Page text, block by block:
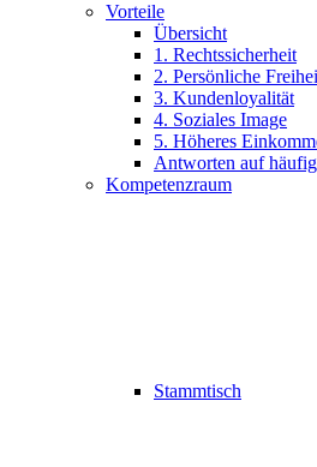
Vorteile
Übersicht
1. Rechtssicherheit
2. Persönliche
3. Kundenloyalität
4. Soziales Image
5. Höheres
Antworten auf
Kompetenzraum
Stammtisch